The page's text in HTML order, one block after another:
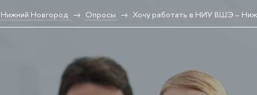
Новгород Опросы Хочу работать в НИУ ВШЭ –